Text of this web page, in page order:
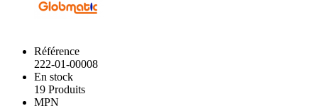
Référence
222-01-00008
En stock
19 Produits
MPN